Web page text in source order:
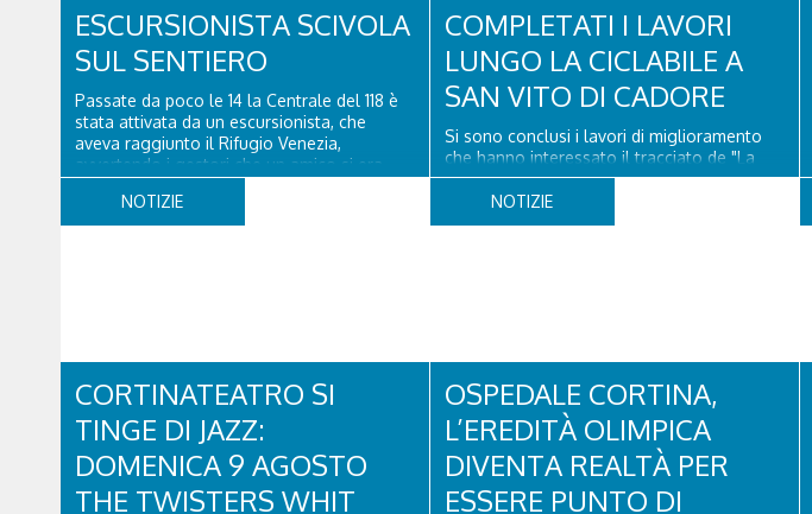
ESCURSIONISTA SCIVOLA
SUL SENTIERO
Passate da poco le 14 la Centrale del 118 è
stata attivata da un escursionista, che
aveva raggiunto il Rifugio Venezia,
avvertendo i gestori che un amico si era
Una squadra del Soccorso alpino di San
Vito di Cadore ha quindi raggiunto
COMPLETATI I LAVORI
LUNGO LA CICLABILE A
SAN VITO DI CADORE
Si sono conclusi i lavori di miglioramento
che hanno interessato il tracciato de "La
lunga via delel Dolomiti" a San Vito di
Cadore, con il rifacimento della nuova
pavimentazione in asfalto, il ripristino della
NOTIZIE
CORTINATEATRO SI
TINGE DI JAZZ:
DOMENICA 9 AGOSTO
THE TWISTERS WHIT
NOTIZIE
OSPEDALE CORTINA,
L’EREDITÀ OLIMPICA
DIVENTA REALTÀ PER
ESSERE PUNTO DI